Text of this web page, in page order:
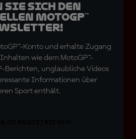
Sie sich den
MotoGP™
Konto und erhalte Zugang
wie dem MotoGP™-
Berichten, unglaubliche Videos
Informationen über
Sport enthält.